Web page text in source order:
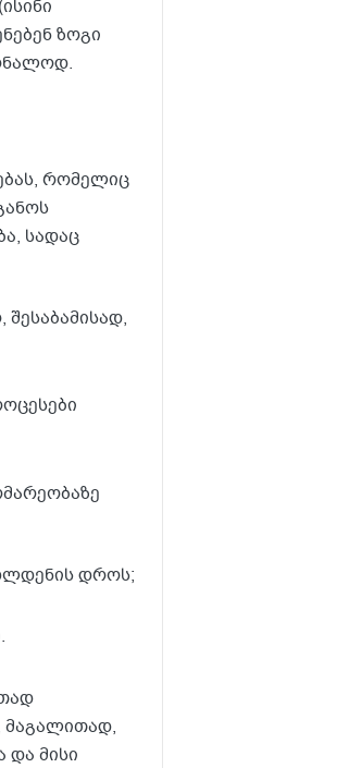
ზოგი
რომელიც
სადაც
დროს;
მაგალითად,
და მისი